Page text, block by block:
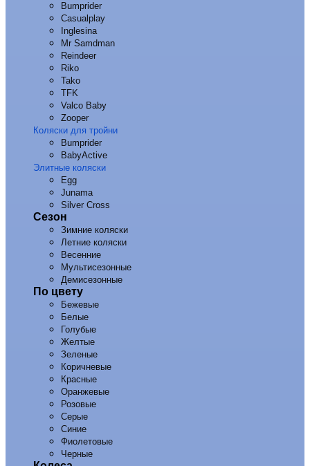
Bumprider
Casualplay
Inglesina
Mr Samdman
Reindeer
Riko
Tako
TFK
Valco Baby
Zooper
Коляски для тройни
Bumprider
BabyActive
Элитные коляски
Egg
Junama
Silver Cross
Сезон
Зимние коляски
Летние коляски
Весенние
Мультисезонные
Демисезонные
По цвету
Бежевые
Белые
Голубые
Желтые
Зеленые
Коричневые
Красные
Оранжевые
Розовые
Серые
Синие
Фиолетовые
Черные